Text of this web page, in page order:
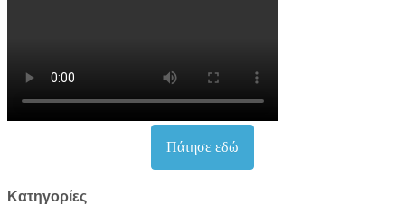
Πάτησε εδώ
Kατηγορίες